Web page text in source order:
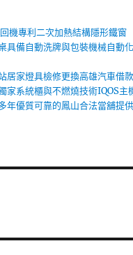
機專利二次加熱結構隱形鐵窗
具備自動洗牌與包裝機械自動
居家燈具檢修更換高雄汽車借
家系統櫃與不燃燒技術IQOS主
年優質可靠的鳳山合法當舖提